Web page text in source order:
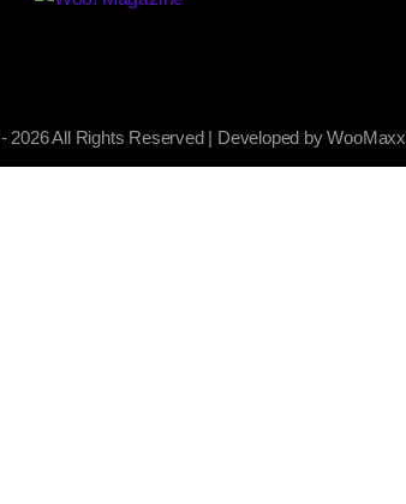
2026 All Rights Reserved | Developed by WooMaxx